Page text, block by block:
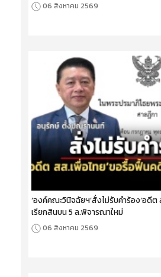
06 สิงหาคม 2569
‘องค์คณะวินิจฉัยฯ’สั่งไม่รับคำร้อง‘อดี
เรียกสินบน 5 ล.พิจารณาใหม่
06 สิงหาคม 2569